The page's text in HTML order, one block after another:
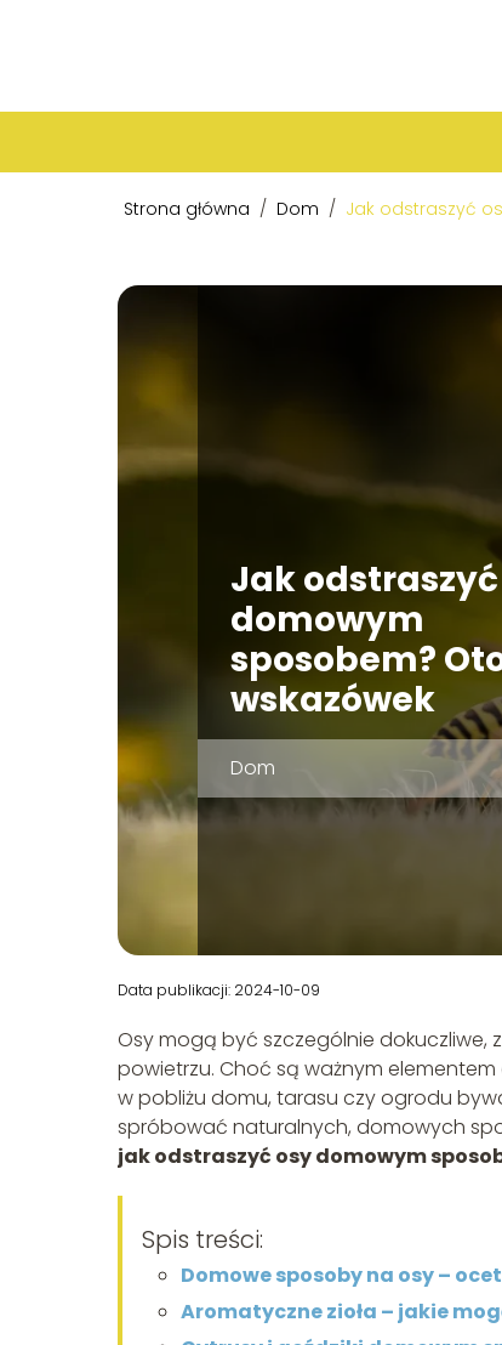
Strona główna / Dom / Jak odstraszyć
Jak
domowym
sposobem?
wskazówek
Dom
Data publikacji: 2024-10-09
Osy mogą być szczególnie dokuczliwe,
powietrzu. Choć są ważnym
w pobliżu domu, tarasu czy ogrodu
spróbować naturalnych, domowych
jak odstraszyć osy domowym
Spis treści:
Domowe sposoby na osy –
Aromatyczne zioła – jakie